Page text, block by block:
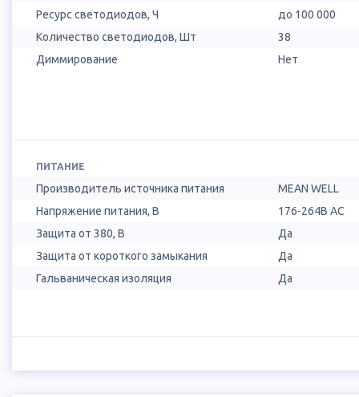
Ресурс светодиодов, Ч
до 100 000
Количество светодиодов, Шт
38
Диммирование
Нет
ПИТАНИЕ
Производитель источника питания
MEAN WELL
Напряжение питания, В
176-264В AC
Защита от 380, В
Да
Защита от короткого замыкания
Да
Гальваническая изоляция
Да